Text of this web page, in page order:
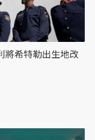
將希特勒出生地改